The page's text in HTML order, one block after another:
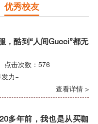
优秀校友
，酷到“人间Gucci”都无
击次数：576
力~
查看详情 >
多年前，我也是从买咖